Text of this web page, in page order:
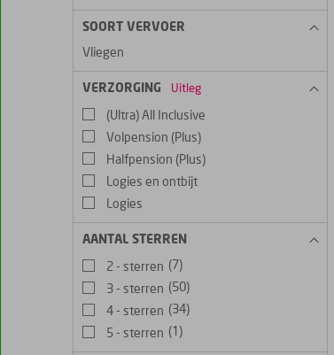
SOORT VERVOER
Vliegen
VERZORGING Uitleg
(Ultra) All Inclusive
Volpension (Plus)
Halfpension (Plus)
Logies en ontbijt
Logies
AANTAL STERREN
2 - sterren (7)
3 - sterren (50)
4 - sterren (34)
5 - sterren (1)